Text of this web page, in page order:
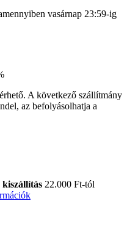
vasárnap 23:59-ig
A következő szállítmány
az befolyásolhatja a
22.000 Ft-tól